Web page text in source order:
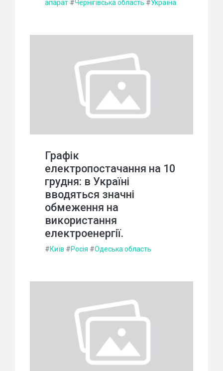
апарат #Чернігівська область #Україна
Графік
електропостачання на 10
грудня: в Україні
вводяться значні
обмеження на
використання
електроенергії.
#Київ #Росія #Одеська область